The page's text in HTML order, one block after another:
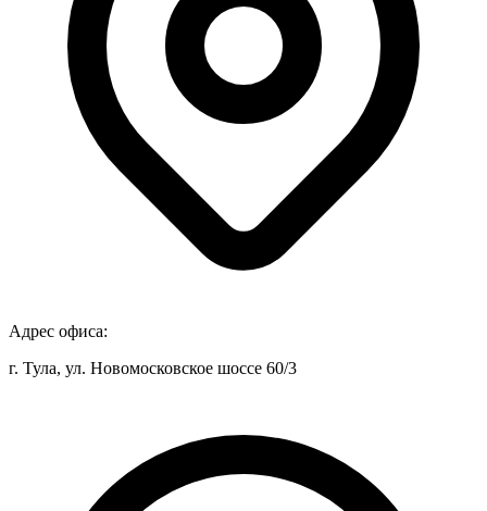
Адрес офиса:
г. Тула, ул. Новомосковское шоссе 60/3